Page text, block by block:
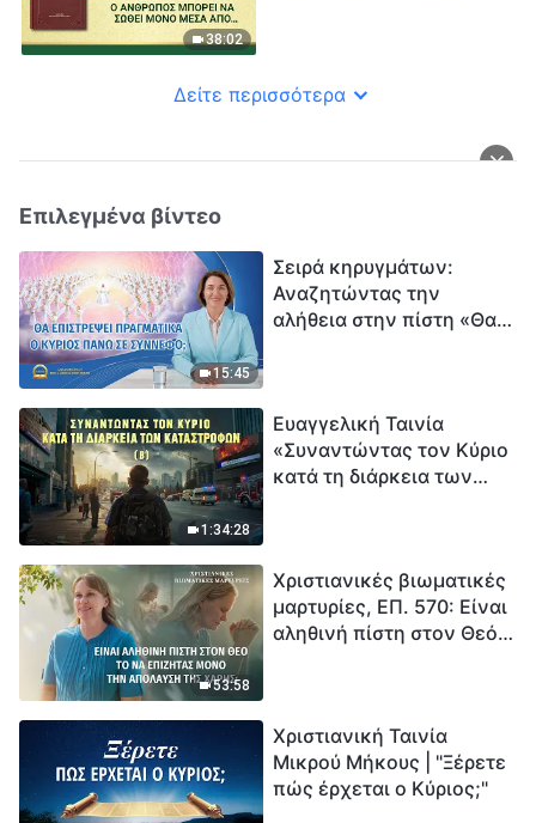
38:02
Δείτε περισσότερα
Επιλεγμένα βίντεο
15:45
Σειρά κηρυγμάτων:
Αναζητώντας την
αλήθεια στην πίστη «Θα
1:34:28
Ευαγγελική Ταινία
«Συναντώντας τον Κύριο
κατά τη διάρκεια των
εξαφάνισης». Οι
καταστροφές χτυπούν.
Ξεκινά η αντίστροφη
53:58
Χριστιανικές βιωματικές
μαρτυρίες, ΕΠ. 570: Είναι
αληθινή πίστη στον Θεό
Χριστιανική Ταινία
Μικρού Μήκους | "Ξέρετε
πώς έρχεται ο Κύριος;"